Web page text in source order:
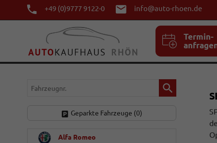
+49 (0)9777 9122-0 info@auto-rhoen.de
Termin-
Fahrzeugnr.
Geparkte Fahrzeuge (0)
Alfa Romeo